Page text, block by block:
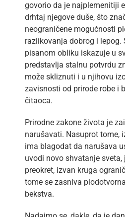
govorio da je najplemenitiji
drhtaj njegove duše, što
neograničene mogućnosti
razlikovanja dobrog i lepog.
pisanom obliku iskazuje u
predstavlja stalnu potvrdu
može skliznuti i u njihovu
zavisnosti od prirode robe i
čitaoca.
Prirodne zakone života je
narušavati. Nasuprot tome,
ima blagodat da narušava
uvodi novo shvatanje sveta,
preokret, izvan kruga
tome se zasniva
bekstva.